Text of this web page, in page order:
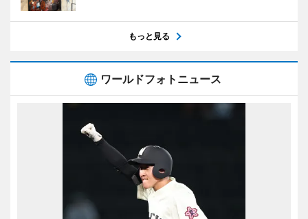
もっと見る
ワールドフォトニュース